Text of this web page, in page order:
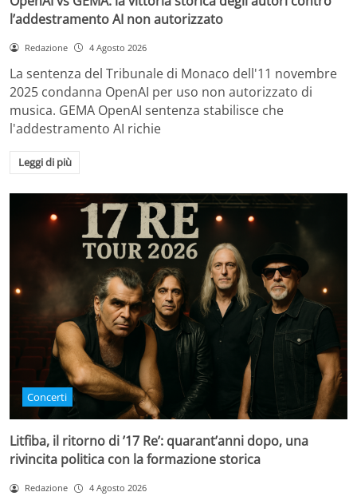
l’addestramento AI non autorizzato
Redazione 4 Agosto 2026
La sentenza del Tribunale di Monaco dell'11 novembre
2025 condanna OpenAI per uso non autorizzato di
musica. GEMA OpenAI sentenza stabilisce che
l'addestramento AI richie
Leggi di più
Concerti
Litfiba, il ritorno di ’17 Re’: quarant’anni dopo, una
rivincita politica con la formazione storica
Redazione 4 Agosto 2026